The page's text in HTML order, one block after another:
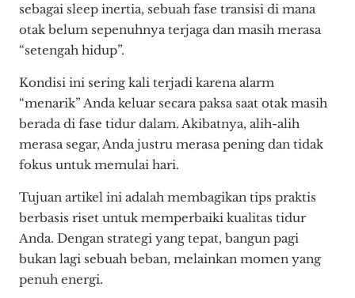
sebagai sleep inertia, sebuah fase transisi di mana
otak belum sepenuhnya terjaga dan masih merasa
“setengah hidup”.
Kondisi ini sering kali terjadi karena alarm
“menarik” Anda keluar secara paksa saat otak masih
berada di fase tidur dalam. Akibatnya, alih-alih
merasa segar, Anda justru merasa pening dan tidak
fokus untuk memulai hari.
Tujuan artikel ini adalah membagikan tips praktis
berbasis riset untuk memperbaiki kualitas tidur
Anda. Dengan strategi yang tepat, bangun pagi
bukan lagi sebuah beban, melainkan momen yang
penuh energi.